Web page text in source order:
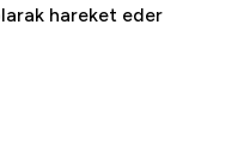
hareket eder